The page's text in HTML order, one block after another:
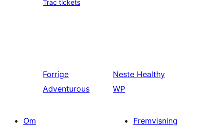
Trac tickets
Forrige
Adventurous
Neste Healthy
WP
Om
Fremvisning